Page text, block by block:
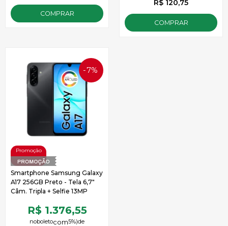
COMPRAR
R$ 120,75
COMPRAR
7%
OFF
Smartphone Samsung Galaxy
A17 256GB Preto - Tela 6,7"
Câm. Tripla + Selfie 13MP
R$ 1.376,55
de
5%)
noboleto